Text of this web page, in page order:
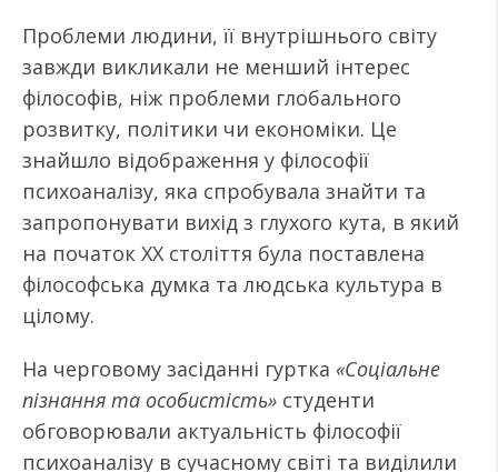
Проблеми людини, її внутрішнього світу
завжди викликали не менший інтерес
філософів, ніж проблеми глобального
розвитку, політики чи економіки. Це
знайшло відображення у філософії
психоаналізу, яка спробувала знайти та
запропонувати вихід з глухого кута, в який
на початок ХХ століття була поставлена
філософська думка та людська культура в
цілому.
На черговому засіданні гуртка «Соціальне
пізнання та особистість» студенти
обговорювали актуальність філософії
психоаналізу в сучасному світі та виділили